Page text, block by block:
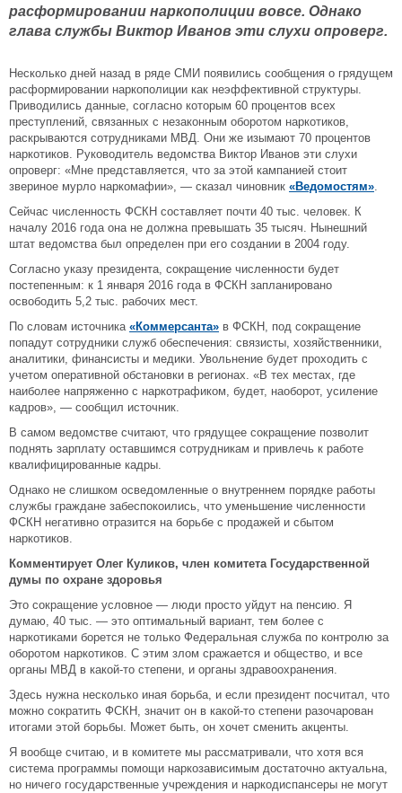
расформировании наркополиции вовсе. Однако
глава службы Виктор Иванов эти слухи опроверг.
Несколько дней назад в ряде СМИ появились сообщения о грядущем
расформировании наркополиции как неэффективной структуры.
Приводились данные, согласно которым 60 процентов всех
преступлений, связанных с незаконным оборотом наркотиков,
раскрываются сотрудниками МВД. Они же изымают 70 процентов
наркотиков. Руководитель ведомства Виктор Иванов эти слухи
опроверг: «Мне представляется, что за этой кампанией стоит
звериное мурло наркомафии», — сказал чиновник «Ведомостям».
Сейчас численность ФСКН составляет почти 40 тыс. человек. К
началу 2016 года она не должна превышать 35 тысяч. Нынешний
штат ведомства был определен при его создании в 2004 году.
Согласно указу президента, сокращение численности будет
постепенным: к 1 января 2016 года в ФСКН запланировано
освободить 5,2 тыс. рабочих мест.
По словам источника «Коммерсанта» в ФСКН, под сокращение
попадут сотрудники служб обеспечения: связисты, хозяйственники,
аналитики, финансисты и медики. Увольнение будет проходить с
учетом оперативной обстановки в регионах. «В тех местах, где
наиболее напряженно с наркотрафиком, будет, наоборот, усиление
кадров», — сообщил источник.
В самом ведомстве считают, что грядущее сокращение позволит
поднять зарплату оставшимся сотрудникам и привлечь к работе
квалифицированные кадры.
Однако не слишком осведомленные о внутреннем порядке работы
службы граждане забеспокоились, что уменьшение численности
ФСКН негативно отразится на борьбе с продажей и сбытом
наркотиков.
Комментирует Олег Куликов, член комитета Государственной
думы по охране здоровья
Это сокращение условное — люди просто уйдут на пенсию. Я
думаю, 40 тыс. — это оптимальный вариант, тем более с
наркотиками борется не только Федеральная служба по контролю за
оборотом наркотиков. С этим злом сражается и общество, и все
органы МВД в какой-то степени, и органы здравоохранения.
Здесь нужна несколько иная борьба, и если президент посчитал, что
можно сократить ФСКН, значит он в какой-то степени разочарован
итогами этой борьбы. Может быть, он хочет сменить акценты.
Я вообще считаю, и в комитете мы рассматривали, что хотя вся
система программы помощи наркозависимым достаточно актуальна,
но ничего государственные учреждения и наркодиспансеры не могут